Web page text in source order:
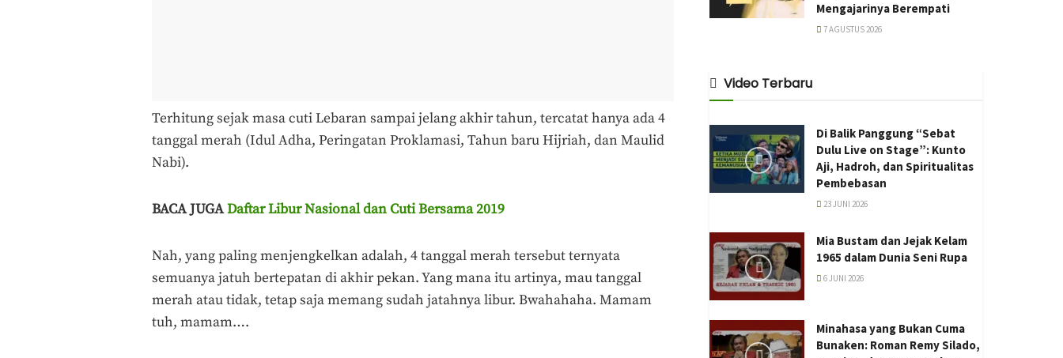
Terhitung sejak masa cuti Lebaran sampai jelang akhir tahun, tercatat hanya ada 4
tanggal merah (Idul Adha, Peringatan Proklamasi, Tahun baru Hijriah, dan Maulid
Nabi).
BACA JUGADaftar Libur Nasional dan Cuti Bersama 2019
Nah, yang paling menjengkelkan adalah, 4 tanggal merah tersebut ternyata
semuanya jatuh bertepatan di akhir pekan. Yang mana itu artinya, mau tanggal
merah atau tidak, tetap saja memang sudah jatahnya libur. Bwahahaha. Mamam
tuh, mamam….
Mengajarinya Berempati
7 AGUSTUS 2026
Video Terbaru
Di Balik Panggung “Sebat
Dulu Live on Stage”: Kunto
Aji, Hadroh, dan Spiritualitas
Pembebasan
23 JUNI 2026
Mia Bustam dan Jejak Kelam
1965 dalam Dunia Seni Rupa
6 JUNI 2026
Minahasa yang Bukan Cuma
Bunaken: Roman Remy Silado,